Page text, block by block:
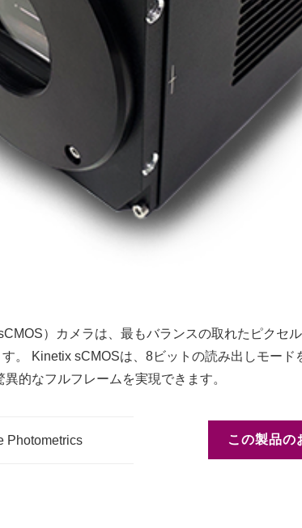
）カメラは、最もバランスの取れたピクセ
。 Kinetix sCMOSは、8ビットの読み出しモード
的なフルフレームを実現できます。
Photometrics この製品の